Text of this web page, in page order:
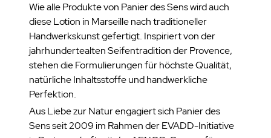
Wie alle Produkte von Panier des Sens wird auch
diese Lotion in Marseille nach traditioneller
Handwerkskunst gefertigt. Inspiriert von der
jahrhundertealten Seifentradition der Provence,
stehen die Formulierungen für höchste Qualität,
natürliche Inhaltsstoffe und handwerkliche
Perfektion.
Aus Liebe zur Natur engagiert sich Panier des
Sens seit 2009 im Rahmen der EVADD-Initiative